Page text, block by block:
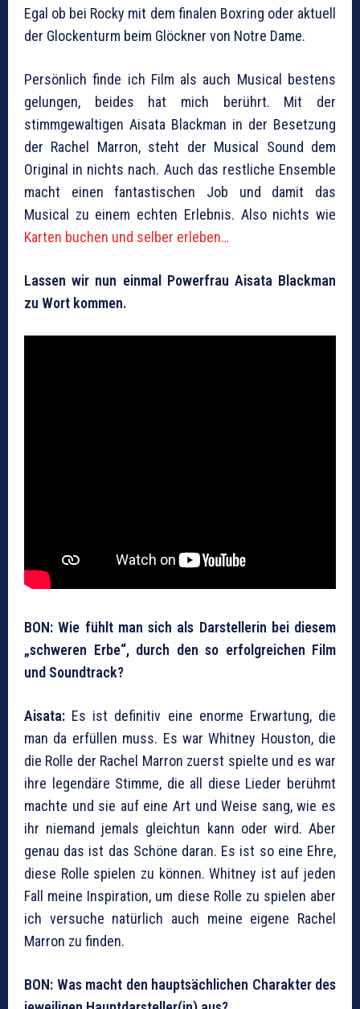
Egal ob bei Rocky mit dem finalen Boxring oder aktuell
der Glockenturm beim Glöckner von Notre Dame.
Persönlich finde ich Film als auch Musical bestens
gelungen, beides hat mich berührt. Mit der
stimmgewaltigen Aisata Blackman in der Besetzung
der Rachel Marron, steht der Musical Sound dem
Original in nichts nach. Auch das restliche Ensemble
macht einen fantastischen Job und damit das
Musical zu einem echten Erlebnis. Also nichts wie
Karten buchen und selber erleben…
Lassen wir nun einmal Powerfrau Aisata Blackman
zu Wort kommen.
BON: Wie fühlt man sich als Darstellerin bei diesem
„schweren Erbe“, durch den so erfolgreichen Film
und Soundtrack?
Aisata: Es ist definitiv eine enorme Erwartung, die
man da erfüllen muss. Es war Whitney Houston, die
die Rolle der Rachel Marron zuerst spielte und es war
ihre legendäre Stimme, die all diese Lieder berühmt
machte und sie auf eine Art und Weise sang, wie es
ihr niemand jemals gleichtun kann oder wird. Aber
genau das ist das Schöne daran. Es ist so eine Ehre,
diese Rolle spielen zu können. Whitney ist auf jeden
Fall meine Inspiration, um diese Rolle zu spielen aber
ich versuche natürlich auch meine eigene Rachel
Marron zu finden.
BON: Was macht den hauptsächlichen Charakter des